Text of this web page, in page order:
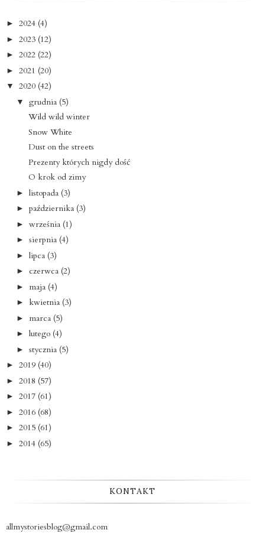
► 2024 (4)
► 2023 (12)
► 2022 (22)
► 2021 (20)
▼ 2020 (42)
▼ grudnia (5)
Wild wild winter
Snow White
Dust on the streets
Prezenty których nigdy dość
O krok od zimy
► listopada (3)
► października (3)
► września (1)
► sierpnia (4)
► lipca (3)
► czerwca (2)
► maja (4)
► kwietnia (3)
► marca (5)
► lutego (4)
► stycznia (5)
► 2019 (40)
► 2018 (57)
► 2017 (61)
► 2016 (68)
► 2015 (61)
► 2014 (65)
KONTAKT
allmystoriesblog@gmail.com